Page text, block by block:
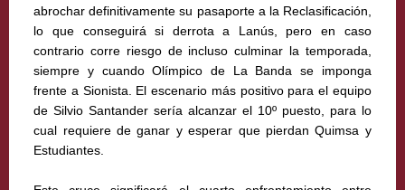
abrochar definitivamente su pasaporte a la Reclasificación,
lo que conseguirá si derrota a Lanús, pero en caso
contrario corre riesgo de incluso culminar la temporada,
siempre y cuando Olímpico de La Banda se imponga
frente a Sionista. El escenario más positivo para el equipo
de Silvio Santander sería alcanzar el 10º puesto, para lo
cual requiere de ganar y esperar que pierdan Quimsa y
Estudiantes.